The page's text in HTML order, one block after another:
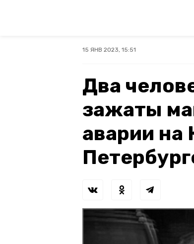
15 ЯНВ 2023, 15:51
Два
зажаты
аварии на